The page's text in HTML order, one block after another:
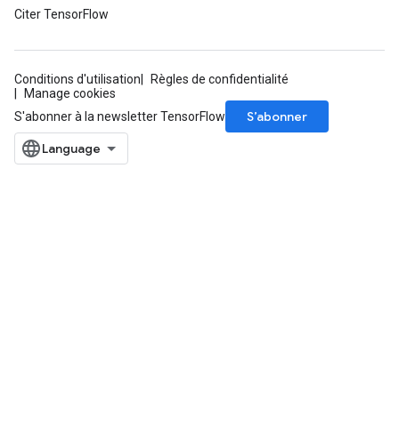
Citer TensorFlow
Conditions d'utilisation
Règles de confidentialité
Manage cookies
S'abonner à la newsletter TensorFlow
S’abonner